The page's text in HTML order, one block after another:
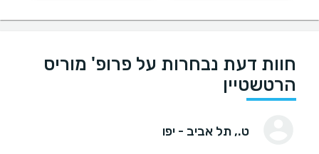
חוות דעת נבחרות על פרופ' מוריס
הרטשטיין
ט., תל אביב - יפו